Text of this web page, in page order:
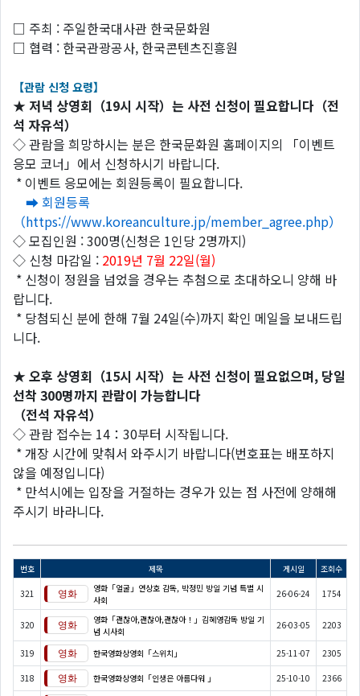
□ 주최 : 주일한국대사관 한국문화원
□ 협력 : 한국관광공사, 한국콘텐츠진흥원
【관람 신청 요령】
★ 저녁 상영회（19시 시작）는 사전 신청이 필요합니다（전
석 자유석）
◇ 관람을 희망하시는 분은 한국문화원 홈페이지의 「이벤트
응모 코너」에서 신청하시기 바랍니다.
* 이벤트 응모에는 회원등록이 필요합니다.
➡ 회원등록
（https://www.koreanculture.jp/member_agree.php）
◇ 모집인원 : 300명(신청은 1인당 2명까지)
◇ 신청 마감일 : 2019년 7월 22일(월)
* 신청이 정원을 넘었을 경우는 추첨으로 초대하오니 양해 바
랍니다.
* 당첨되신 분에 한해 7월 24일(수)까지 확인 메일을 보내드립
니다.
★ 오후 상영회 （15시 시작） 는 사전 신청이 필요없으며, 당일
선착 300명까지 관람이 가능합니다
（전석 자유석）
◇ 관람 접수는 14：30부터 시작됩니다.
* 개장 시간에 맞춰서 와주시기 바랍니다(번호표는 배포하지
않을 예정입니다)
* 만석시에는 입장을 거절하는 경우가 있는 점 사전에 양해해
주시기 바라니다.
번호 제목 게시일 조회수
321
영화「얼굴」연상호 감독, 박정민 방일 기념 특별 시
사회
26-06-24 1754
320
영화「괜찮아,괜찮아,괜찮아！」김혜영감독 방일 기
념 시사회
26-03-05 2203
319 한국영화상영회「스위치」 25-11-07 2305
318 한국영화상영회「인생은 아름다워 」 25-10-10 2366